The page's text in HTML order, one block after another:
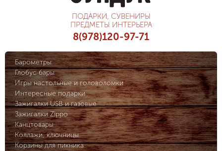
ПОДАРКИ, СУВЕНИРЫ
ПРЕДМЕТЫ ИНТЕРЬЕРА
8(978)120-97-71
Барометры
Глобус бары
Игры настольные и головоломки
Интересные подарки
Зажигалки USB и газовые
Зажигалки Zippo
Канцтовары
Коллажи, ключницы
Корзины для пикника